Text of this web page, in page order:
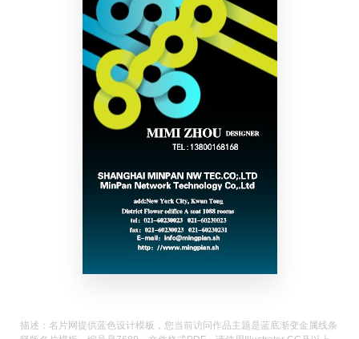
描述：名片网提供蓝色设计模板，您当前访问作品主题是蓝底渐变金属线条